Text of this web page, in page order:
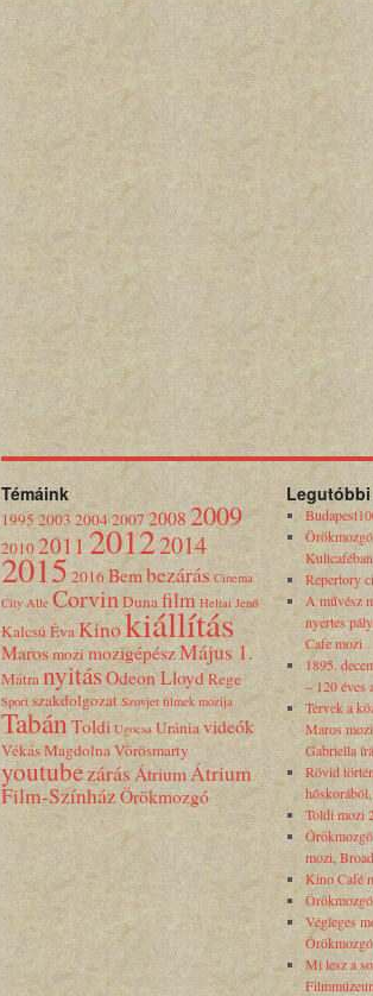
Témáink
1995 2003 20042007 20082009
20102011 20122014
20152016Bembezárás Cinema
City Alle CorvinDunafilm Heltai Jenő
Kalcsú ÉvaKinokiállítás
Marosmozi mozigépészMájus 1.
MátranyitásOdeon Lloyd Rege
Sport szakdolgozat Szovjet filmek mozija
TabánToldi Ugocsa Urániavideók
Vékás MagdolnaVörösmarty
youtubezárás ÁtriumÁtrium
Film-SzínházÖrökmozgó
Kultcaféban
Repertory
A művész
nyertes
Cafe mozi
1895.
– 120 éves
Tervek a
Maros
Gabriella
Rövid
Toldi mozi
mozi,
Kino Café
Végleges
Mi lesz a